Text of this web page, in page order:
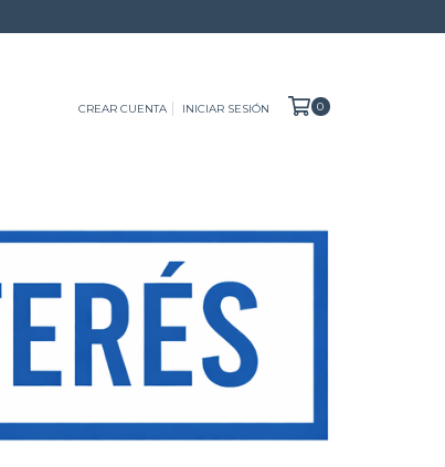
CREAR CUENTA INICIAR SESIÓN 0